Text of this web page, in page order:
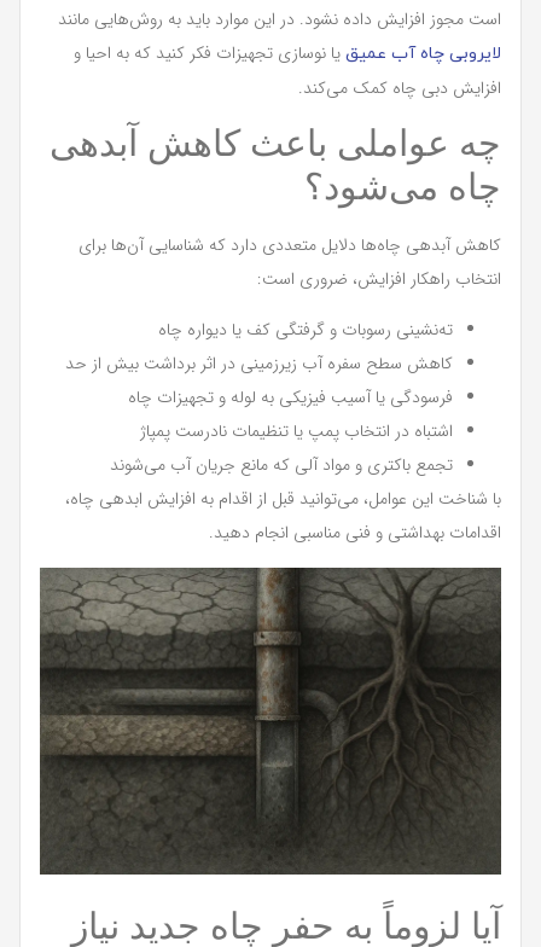
است مجوز افزایش داده نشود. در این موارد باید به روش‌هایی مانند
لایروبی چاه آب عمیق یا نوسازی تجهیزات فکر کنید که به احیا و
افزایش دبی چاه کمک می‌کند.
چه عواملی باعث کاهش آبدهی
چاه می‌شود؟
کاهش آبدهی چاه‌ها دلایل متعددی دارد که شناسایی آن‌ها برای
انتخاب راهکار افزایش، ضروری است:
ته‌نشینی رسوبات و گرفتگی کف یا دیواره چاه
کاهش سطح سفره آب زیرزمینی در اثر برداشت بیش از حد
فرسودگی یا آسیب فیزیکی به لوله و تجهیزات چاه
اشتباه در انتخاب پمپ یا تنظیمات نادرست پمپاژ
تجمع باکتری و مواد آلی که مانع جریان آب می‌شوند
با شناخت این عوامل، می‌توانید قبل از اقدام به افزایش ابدهی چاه،
اقدامات بهداشتی و فنی مناسبی انجام دهید.
آیا لزوماً به حفر چاه جدید نیاز